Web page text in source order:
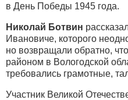
в День Победы 1945 года.
Николай Ботвин
Ивановиче, которого
но возвращали обратно,
районом в Вологодской
требовались грамотные,
Участник Великой